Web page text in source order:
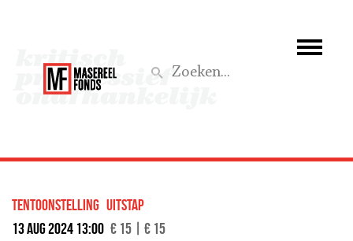
Wat we doen
Steun ons
tentoonstelling uitstap
13 aug 2024 13:00 € 15 | € 15